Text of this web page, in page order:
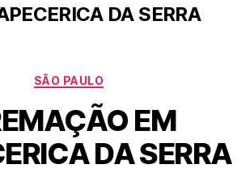
DA SERRA
SÃO PAULO
EM
DA SERRA